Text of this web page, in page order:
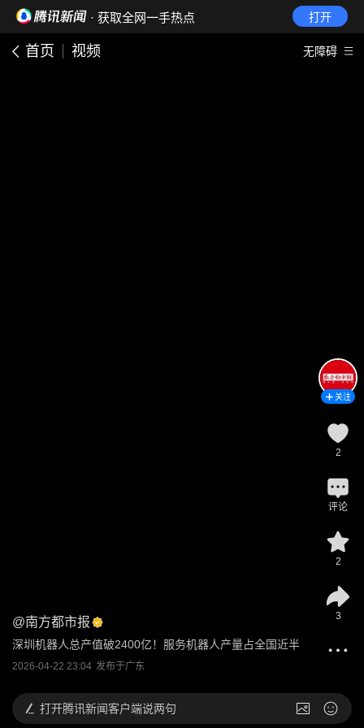
· 获取全网一手热点 打开
首页 视频 无障碍
@南方都市报
深圳机器人总产值破2400亿！服务机器人产量占全国近半
2026-04-22 23:04 发布于广东
关注
2
评论
2
3
打开腾讯新闻客户端说两句